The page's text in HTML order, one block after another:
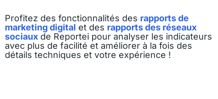
Profitez des fonctionnalités des rapports de
marketing digital et des rapports des réseaux
sociaux de Reportei pour analyser les indicateurs
avec plus de facilité et améliorer à la fois des
détails techniques et votre expérience !